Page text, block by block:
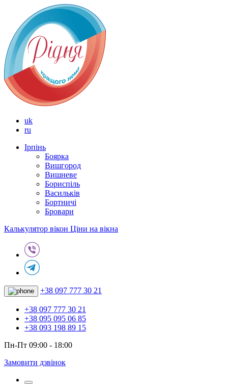
uk
ru
Ірпінь
Боярка
Вишгород
Вишневе
Бориспіль
Васильків
Бортничі
Бровари
Калькулятор вікон Ціни на вікна
+38 097 777 30 21
+38 097 777 30 21
+38 095 095 06 85
+38 093 198 89 15
Пн-Пт 09:00 - 18:00
Замовити дзвінок